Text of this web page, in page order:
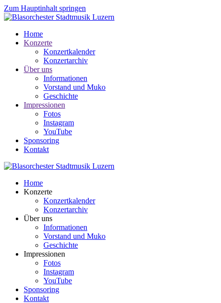
Zum Hauptinhalt springen
Home
Konzerte
Konzertkalender
Konzertarchiv
Über uns
Informationen
Vorstand und Muko
Geschichte
Impressionen
Fotos
Instagram
YouTube
Sponsoring
Kontakt
Home
Konzerte
Konzertkalender
Konzertarchiv
Über uns
Informationen
Vorstand und Muko
Geschichte
Impressionen
Fotos
Instagram
YouTube
Sponsoring
Kontakt